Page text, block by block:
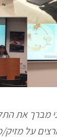
מברך את
על